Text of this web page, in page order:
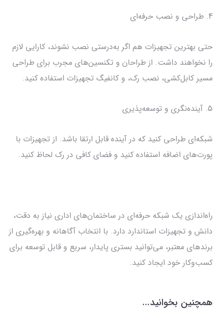
4. طراحی و نصب حرفه‌ای
حتی بهترین تجهیزات هم اگر به‌درستی نصب نشوند، کارایی لازم
را نخواهند داشت. از طراحان و تکنسین‌های مجرب برای طراحی
مسیر کابل‌کشی، نصب رک، و کانفیگ تجهیزات استفاده کنید.
5. آینده‌نگری و توسعه‌پذیری
شبکه‌ای طراحی کنید که در آینده قابل ارتقا باشد. از تجهیزات با
پورت‌های اضافه استفاده کنید و فضای کافی در رک لحاظ کنید.
راه‌اندازی یک شبکه حرفه‌ای در ساختمان‌های اداری نیاز به دقت،
دانش و تجهیزات استاندارد دارد. با انتخاب آگاهانه و بهره‌گیری از
برندهای معتبر، می‌توانید بستری پایدار، سریع و قابل توسعه برای
کسب‌وکار خود ایجاد کنید.
همچنین بخوانید...